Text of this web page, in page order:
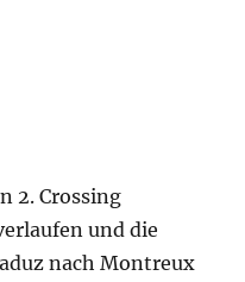
Montreux am
die Highlights
entlang des